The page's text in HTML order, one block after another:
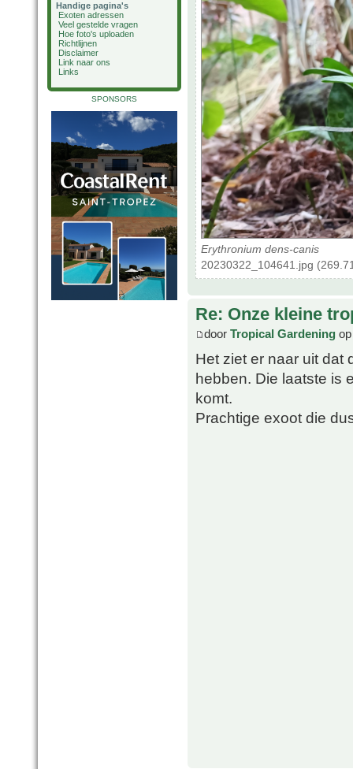
Handige pagina's
Exoten adressen
Veel gestelde vragen
Hoe foto's uploaden
Richtlijnen
Disclaimer
Link naar ons
Links
SPONSORS
Erythronium dens-canis
20230322_104641.jpg
Re: Onze kleine
door Tropical Gardening
Het ziet er naar uit dat
hebben. Die laatste is
komt.
Prachtige exoot die